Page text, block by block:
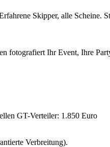
Skipper, alle Scheine.
fotografiert Ihr Event, Ihre
GT-Verteiler: 1.850 Euro
Verbreitung).